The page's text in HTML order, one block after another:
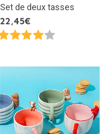
Set de deux tasses
22,45€